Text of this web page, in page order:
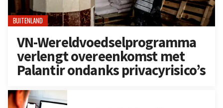
BUITENLAND
VN-Wereldvoedselprogramma
verlengt overeenkomst met
Palantir ondanks privacyrisico’s